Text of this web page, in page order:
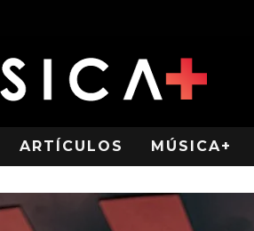
ARTÍCULOS MÚSICA+